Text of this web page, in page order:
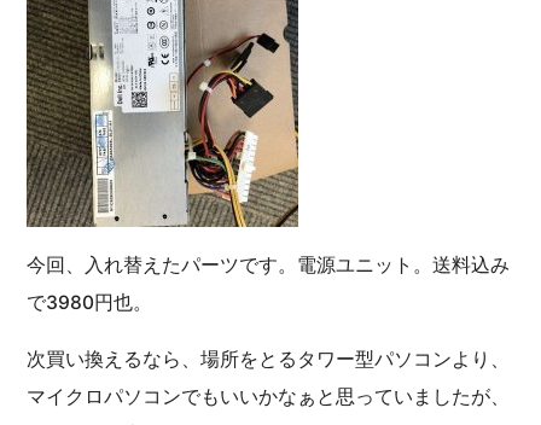
今回、入れ替えたパーツです。電源ユニット。送料込み
で3980円也。
次買い換えるなら、場所をとるタワー型パソコンより、
マイクロパソコンでもいいかなぁと思っていましたが、